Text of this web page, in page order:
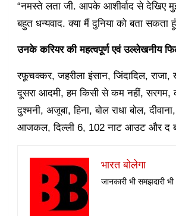
“नमस्ते लता जी. आपके आशीर्वाद से देखिए
बहुत धन्यवाद. क्या मैं दुनिया को बता
उनके करियर की महत्वपूर्ण एवं उल्लेखनीय
रफूचक्कर, जहरीला इंसान, जिंदादिल,
दूसरा आदमी, हम किसी से कम नहीं, सरगम,
दुश्मनी, अजूबा, हिना, बोल राधा बोल,
आजकल, दिल्ली 6, 102 नाट आउट और द
भारत बोलेगा
जानकारी भी समझदारी भी